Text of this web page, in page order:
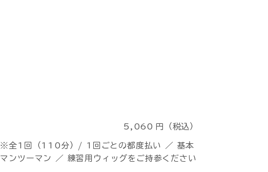
5,060 円（税込）
※全1回（110分）/ 1回ごとの都度払い ／ 基本
マンツーマン ／ 練習用ウィッグをご持参ください